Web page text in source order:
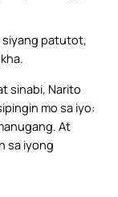
siyang patutot,
sinabi, Narito
mo sa iyo:
At
sa iyong